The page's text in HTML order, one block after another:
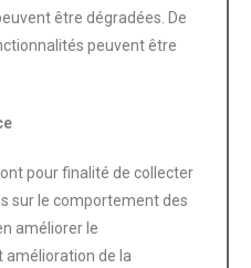
être dégradées. De
peuvent être
pour finalité de collecter
sur le comportement des
améliorer le
de la